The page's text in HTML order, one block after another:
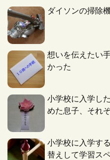
ダイソンの掃除
想いを伝えたい
かった
小学校に入学し
めた息子、それ
小学校に入学す
替えして学習ス